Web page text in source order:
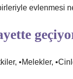
evlenmesi
•Melekler,